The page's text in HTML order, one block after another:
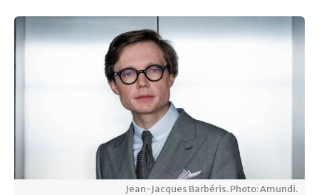
Jean-Jacques Barbéris. Photo: Amundi.